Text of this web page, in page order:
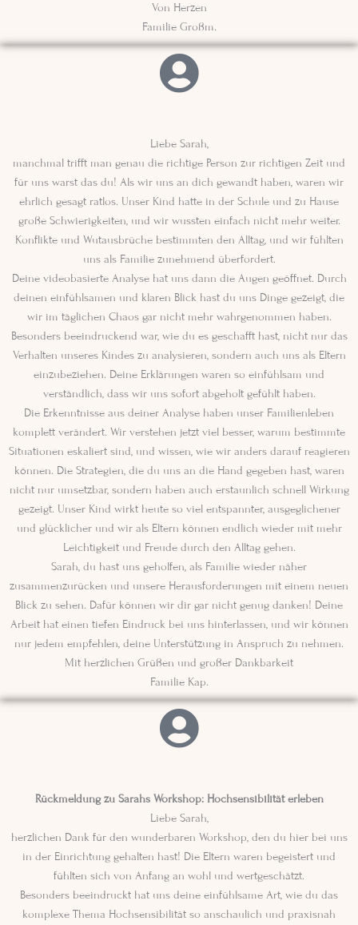
Von Herzen
Familie Großm.
Liebe Sarah,
manchmal trifft man genau die richtige Person zur richtigen Zeit und
für uns warst das du! Als wir uns an dich gewandt haben, waren wir
ehrlich gesagt ratlos. Unser Kind hatte in der Schule und zu Hause
große Schwierigkeiten, und wir wussten einfach nicht mehr weiter.
Konflikte und Wutausbrüche bestimmten den Alltag, und wir fühlten
uns als Familie zunehmend überfordert.
Deine videobasierte Analyse hat uns dann die Augen geöffnet. Durch
deinen einfühlsamen und klaren Blick hast du uns Dinge gezeigt, die
wir im täglichen Chaos gar nicht mehr wahrgenommen haben.
Besonders beeindruckend war, wie du es geschafft hast, nicht nur das
Verhalten unseres Kindes zu analysieren, sondern auch uns als Eltern
einzubeziehen. Deine Erklärungen waren so einfühlsam und
verständlich, dass wir uns sofort abgeholt gefühlt haben.
Die Erkenntnisse aus deiner Analyse haben unser Familienleben
komplett verändert. Wir verstehen jetzt viel besser, warum bestimmte
Situationen eskaliert sind, und wissen, wie wir anders darauf reagieren
können. Die Strategien, die du uns an die Hand gegeben hast, waren
nicht nur umsetzbar, sondern haben auch erstaunlich schnell Wirkung
gezeigt. Unser Kind wirkt heute so viel entspannter, ausgeglichener
und glücklicher und wir als Eltern können endlich wieder mit mehr
Leichtigkeit und Freude durch den Alltag gehen.
Sarah, du hast uns geholfen, als Familie wieder näher
zusammenzurücken und unsere Herausforderungen mit einem neuen
Blick zu sehen. Dafür können wir dir gar nicht genug danken! Deine
Arbeit hat einen tiefen Eindruck bei uns hinterlassen, und wir können
nur jedem empfehlen, deine Unterstützung in Anspruch zu nehmen.
Mit herzlichen Grüßen und großer Dankbarkeit
Familie Kap.
Rückmeldung zu Sarahs Workshop: Hochsensibilität erleben
Liebe Sarah,
herzlichen Dank für den wunderbaren Workshop, den du hier bei uns
in der Einrichtung gehalten hast! Die Eltern waren begeistert und
fühlten sich von Anfang an wohl und wertgeschätzt.
Besonders beeindruckt hat uns deine einfühlsame Art, wie du das
komplexe Thema Hochsensibilität so anschaulich und praxisnah